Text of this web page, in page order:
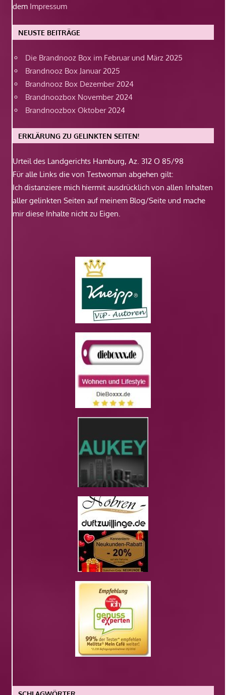
dem Impressum
NEUSTE BEITRÄGE
Die Brandnooz Box im Februar und März 2025
Brandnooz Box Januar 2025
Brandnooz Box Dezember 2024
Brandnoozbox November 2024
Brandnoozbox Oktober 2024
ERKLÄRUNG ZU GELINKTEN SEITEN!
Urteil des Landgerichts Hamburg, Az. 312 O 85/98
Für alle Links die von Testwoman abgehen gilt:
Ich distanziere mich hiermit ausdrücklich von allen Inhalten
aller gelinkten Seiten auf meinem Blog/Seite und mache
mir diese Inhalte nicht zu Eigen.